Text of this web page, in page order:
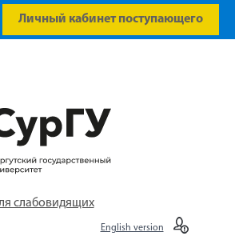
Личный кабинет поступающего
слабовидящих
English version